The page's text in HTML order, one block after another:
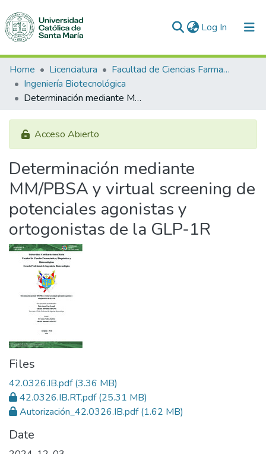
Log In (current)
Communities & Collections
All of DSpace
Home Licenciatura
Facultad de Ciencias Farmacéuticas, Bioquímicas y Biotecnológicas
Ingeniería Biotecnológica
Determinación mediante MM/PBSA y virtual screening de potenciales agonistas y ortogonistas de la GLP-1R
Acceso Abierto
Determinación mediante
MM/PBSA y virtual screening de
potenciales agonistas y
ortogonistas de la GLP-1R
Files
42.0326.IB.pdf(3.36 MB)
42.0326.IB.RT.pdf(25.31 MB)
Autorización_42.0326.IB.pdf(1.62 MB)
Date